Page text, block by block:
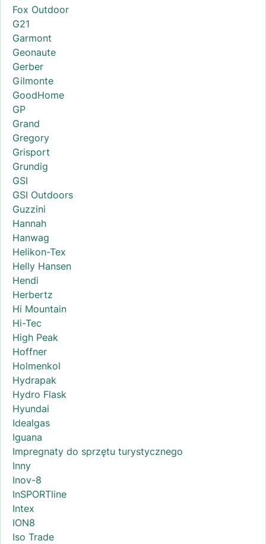
Fox Outdoor
G21
Garmont
Geonaute
Gerber
Gilmonte
GoodHome
GP
Grand
Gregory
Grisport
Grundig
GSI
GSI Outdoors
Guzzini
Hannah
Hanwag
Helikon-Tex
Helly Hansen
Hendi
Herbertz
Hi Mountain
Hi-Tec
High Peak
Hoffner
Holmenkol
Hydrapak
Hydro Flask
Hyundai
Idealgas
Iguana
Impregnaty do sprzętu turystycznego
Inny
Inov-8
InSPORTline
Intex
ION8
Iso Trade